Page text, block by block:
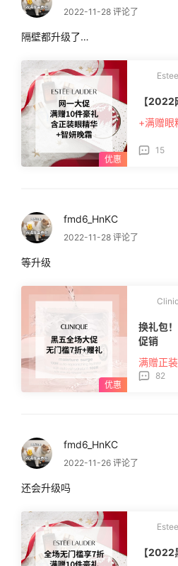
2022-11-28 评论了
隔壁都升级了…
【
+满赠眼
15
fmd6_HnKC
2022-11-28 评论了
等升级
换礼包
促销
满赠正
82
fmd6_HnKC
2022-11-26 评论了
还会升级吗
【